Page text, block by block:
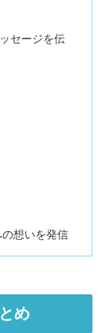
セージを伝
想いを発信
め